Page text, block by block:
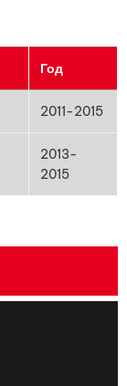
Год
2011-2015
2013-
2015